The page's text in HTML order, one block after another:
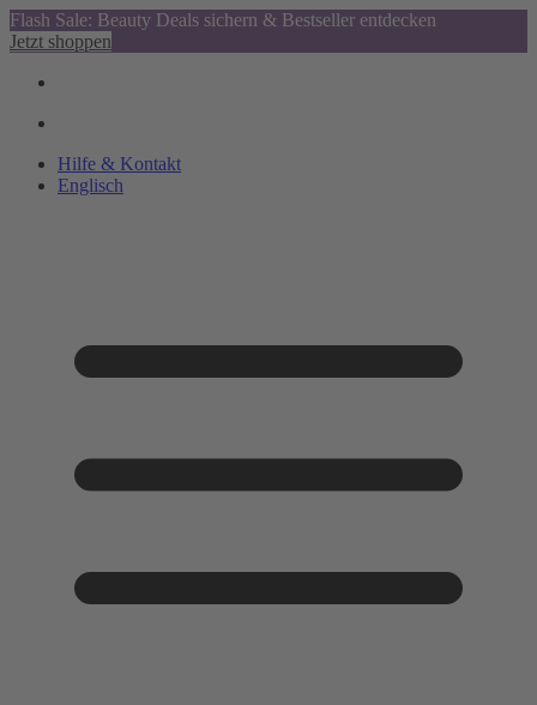
Flash Sale: Beauty Deals sichern & Bestseller entdecken
Jetzt shoppen
Hilfe & Kontakt
Englisch